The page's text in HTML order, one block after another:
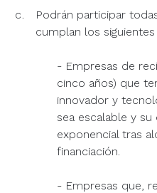
Podrán participar
cumplan los
- Empresas de
cinco años) que
innovador y
sea escalable y
exponencial tras
financiación.
- Empresas que,